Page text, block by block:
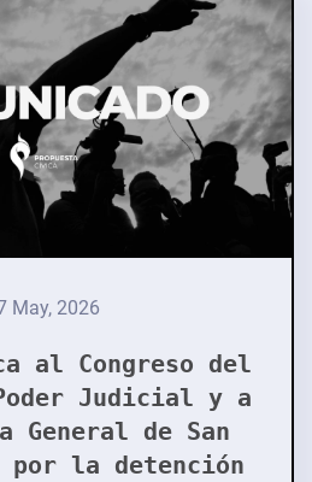
May, 2026
al Congreso del
Judicial y a
de San
por la detención